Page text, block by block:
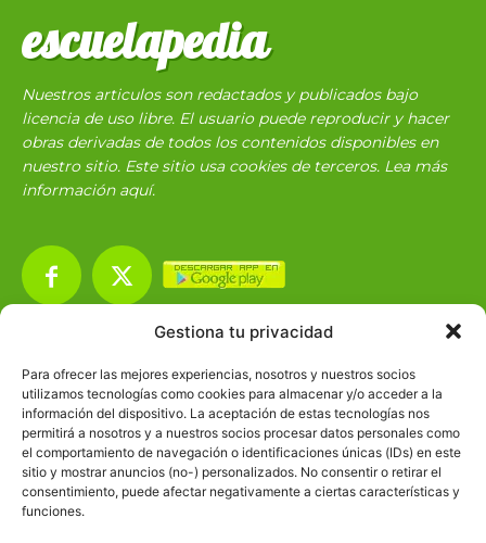
Gestiona tu privacidad
Para ofrecer las mejores experiencias, nosotros y nuestros socios
utilizamos tecnologías como cookies para almacenar y/o acceder a la
información del dispositivo. La aceptación de estas tecnologías nos
permitirá a nosotros y a nuestros socios procesar datos personales como
el comportamiento de navegación o identificaciones únicas (IDs) en este
sitio y mostrar anuncios (no-) personalizados. No consentir o retirar el
consentimiento, puede afectar negativamente a ciertas características y
funciones.
escuelapedia
Nuestros articulos son redactados y publicados bajo
licencia de uso libre. El usuario puede reproducir y hacer
obras derivadas de todos los contenidos disponibles en
nuestro sitio. Este sitio usa cookies de terceros. Lea más
información aquí.
Ciencias
2072
Filosofía
Historia
1597
Lengua
211